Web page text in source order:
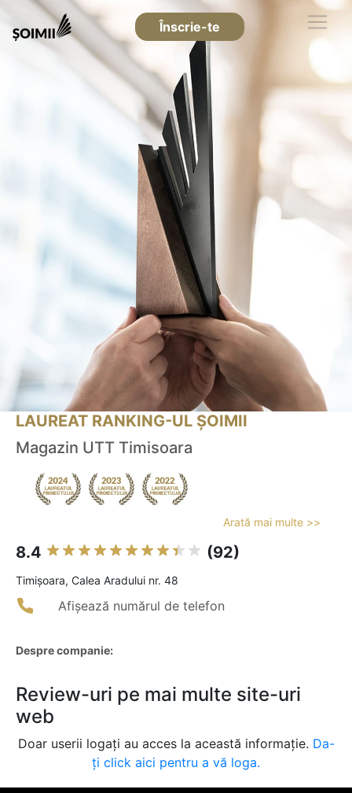
Înscrie-te
LAUREAT RANKING-UL ȘOIMII
Magazin UTT Timisoara
Arată mai multe >>
8.4 (92)
Timişoara, Calea Aradului nr. 48
Afișează numărul de telefon
Despre companie:
Review-uri pe mai multe site-uri
web
Doar userii logați au acces la această informație. Da-
ți click aici pentru a vă loga.